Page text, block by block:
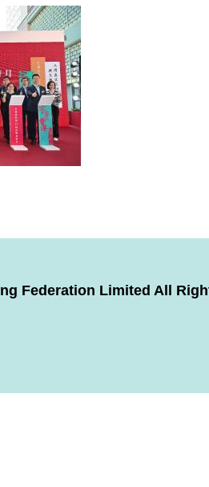
Federation Limited All